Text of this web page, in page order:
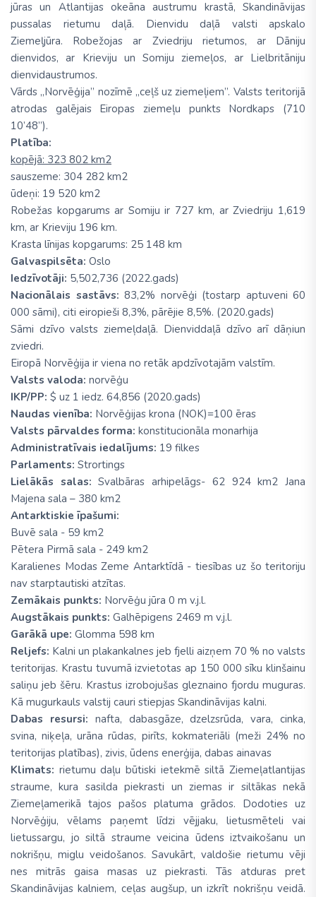
jūras un Atlantijas okeāna austrumu krastā, Skandināvijas
pussalas rietumu daļā. Dienvidu daļā valsti apskalo
Ziemeļjūra. Robežojas ar Zviedriju rietumos, ar Dāniju
dienvidos, ar Krieviju un Somiju ziemeļos, ar Lielbritāniju
dienvidaustrumos.
Vārds „Norvēģija” nozīmē „ceļš uz ziemeļiem”. Valsts teritorijā
atrodas galējais Eiropas ziemeļu punkts Nordkaps (710
10’48”).
Platība:
kopējā: 323 802 km2
sauszeme: 304 282 km2
ūdeņi: 19 520 km2
Robežas kopgarums ar Somiju ir 727 km, ar Zviedriju 1,619
km, ar Krieviju 196 km.
Krasta līnijas kopgarums: 25 148 km
Galvaspilsēta: Oslo
Iedzīvotāji: 5,502,736 (2022.gads)
Nacionālais sastāvs: 83,2% norvēģi (tostarp aptuveni 60
000 sāmi), citi eiropieši 8,3%, pārējie 8,5%. (2020.gads)
Sāmi dzīvo valsts ziemeļdaļā. Dienviddaļā dzīvo arī dāņiun
zviedri.
Eiropā Norvēģija ir viena no retāk apdzīvotajām valstīm.
Valsts valoda: norvēģu
IKP/PP: $ uz 1 iedz. 64,856 (2020.gads)
Naudas vienība: Norvēģijas krona (NOK)=100 ēras
Valsts pārvaldes forma: konstitucionāla monarhija
Administratīvais iedalījums: 19 filkes
Parlaments: Strortings
Lielākās salas:Svalbāras arhipelāgs- 62 924 km2 Jana
Majena sala – 380 km2
Antarktiskie īpašumi:
Buvē sala - 59 km2
Pētera Pirmā sala - 249 km2
Karalienes Modas Zeme Antarktīdā - tiesības uz šo teritoriju
nav starptautiski atzītas.
Zemākais punkts: Norvēģu jūra 0 m v.j.l.
Augstākais punkts: Galhēpigens 2469 m v.j.l.
Garākā upe: Glomma 598 km
Reljefs: Kalni un plakankalnes jeb fjelli aizņem 70 % no valsts
teritorijas. Krastu tuvumā izvietotas ap 150 000 sīku klinšainu
saliņu jeb šēru. Krastus izrobojušas gleznaino fjordu muguras.
Kā mugurkauls valstij cauri stiepjas Skandināvijas kalni.
Dabas resursi: nafta, dabasgāze, dzelzsrūda, vara, cinka,
svina, niķeļa, urāna rūdas, pirīts, kokmateriāli (meži 24% no
teritorijas platības), zivis, ūdens enerģija, dabas ainavas
Klimats: rietumu daļu būtiski ietekmē siltā Ziemeļatlantijas
straume, kura sasilda piekrasti un ziemas ir siltākas nekā
Ziemeļamerikā tajos pašos platuma grādos. Dodoties uz
Norvēģiju, vēlams paņemt līdzi vējjaku, lietusmēteli vai
lietussargu, jo siltā straume veicina ūdens iztvaikošanu un
nokrišņu, miglu veidošanos. Savukārt, valdošie rietumu vēji
nes mitrās gaisa masas uz piekrasti. Tās atduras pret
Skandināvijas kalniem, ceļas augšup, un izkrīt nokrišņu veidā.